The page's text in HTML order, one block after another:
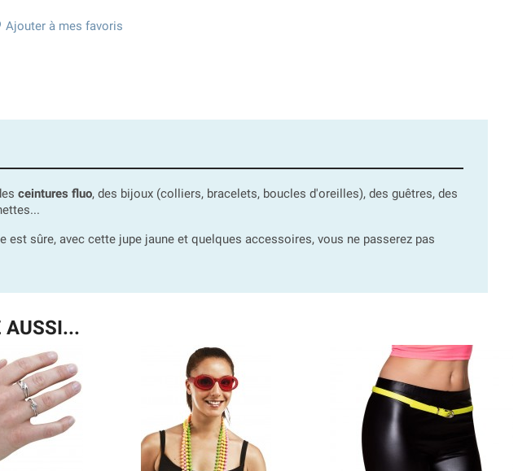
Ajouter à mes favoris
ceintures fluo, des bijoux (colliers, bracelets, boucles d'oreilles), des guêtres, des
est sûre, avec cette jupe jaune et quelques accessoires, vous ne passerez pas
AUSSI...